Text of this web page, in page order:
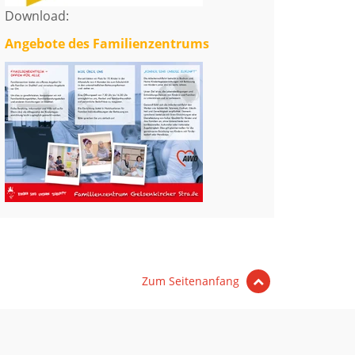
Download:
Angebote des Familienzentrums
Zum Seitenanfang